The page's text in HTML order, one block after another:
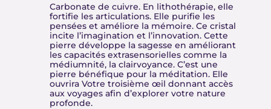
Carbonate de cuivre. En lithothérapie, elle
fortifie les articulations. Elle purifie les
pensées et améliore la mémoire. Ce cristal
incite l’imagination et l’innovation. Cette
pierre développe la sagesse en améliorant
les capacités extrasensorielles comme la
médiumnité, la clairvoyance. C’est une
pierre bénéfique pour la méditation. Elle
ouvrira Votre troisième œil donnant accès
aux voyages afin d’explorer votre nature
profonde.